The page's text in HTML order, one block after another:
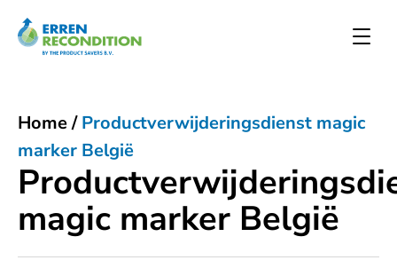
magic marker België
Home/Productverwijderingsdienst magic
marker België